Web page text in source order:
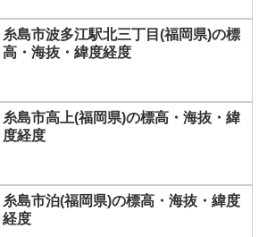
糸島市波多江駅北三丁目(福岡県)の標
高・海抜・緯度経度
糸島市高上(福岡県)の標高・海抜・緯
度経度
糸島市泊(福岡県)の標高・海抜・緯度
経度